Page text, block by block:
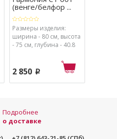
(венге/белфор ...
Размеры изделия:
ширина - 80 см, высота
- 75 см, глубина - 40.8
2 850 p
Подробнее
о доставке